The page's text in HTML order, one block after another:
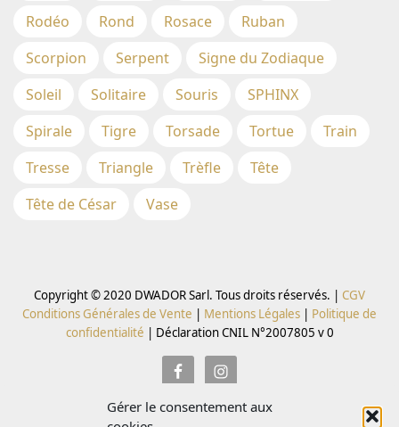
Gérer le consentement aux
Rodéo
Rond Rosace
Ruban
Scorpion
Serpent
Signe du Zodiaque
Soleil
Solitaire Souris
SPHINX
Spirale
Tigre Torsade Tortue
Train
Tresse
Triangle Trèfle
Tête
Tête de César
Vase
Copyright © 2020 DWADOR Sarl. Tous droits réservés. | CGV
Conditions Générales de Vente | Mentions Légales | Politique de
confidentialité | Déclaration CNIL N°2007805 v 0
Inscrivez vous à la Newsletter pour recevoir des codes